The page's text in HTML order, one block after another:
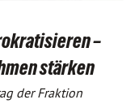
–
stärken
der Fraktion